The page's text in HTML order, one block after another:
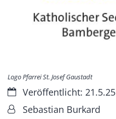
Logo Pfarrei St. Josef Gaustadt
Datum:Veröffentlicht: 21.5.25
Von:Sebastian Burkard